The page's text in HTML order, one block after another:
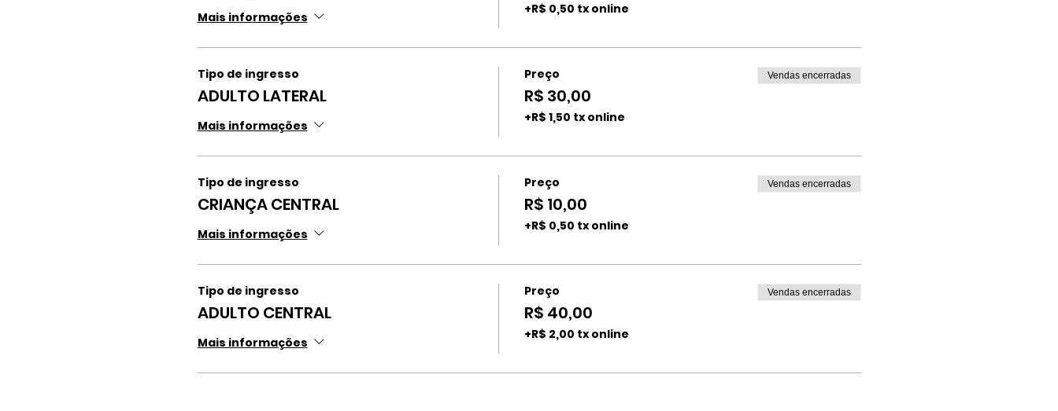
Mais informações
+R$ 0,50 tx online
Tipo de ingresso
ADULTO LATERAL
Mais informações
Preço
R$ 30,00
+R$ 1,50 tx online
Vendas encerradas
Tipo de ingresso
CRIANÇA CENTRAL
Mais informações
Preço
R$ 10,00
+R$ 0,50 tx online
Vendas encerradas
Tipo de ingresso
ADULTO CENTRAL
Mais informações
Preço
R$ 40,00
+R$ 2,00 tx online
Vendas encerradas